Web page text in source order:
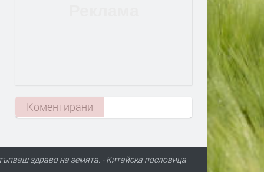
Коментирани
здраво на земята. - Китайскa пословицa